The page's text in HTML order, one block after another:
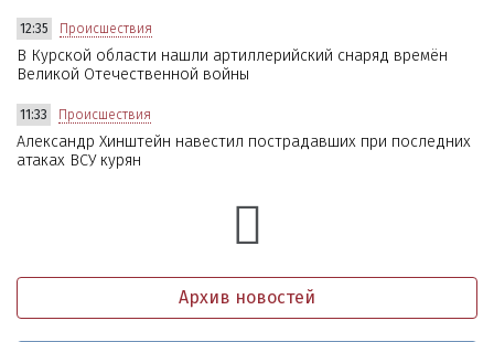
12:35 Происшествия
В Курской области нашли артиллерийский снаряд времён
Великой Отечественной войны
11:33 Происшествия
Александр Хинштейн навестил пострадавших при последних
атаках ВСУ курян
Архив новостей